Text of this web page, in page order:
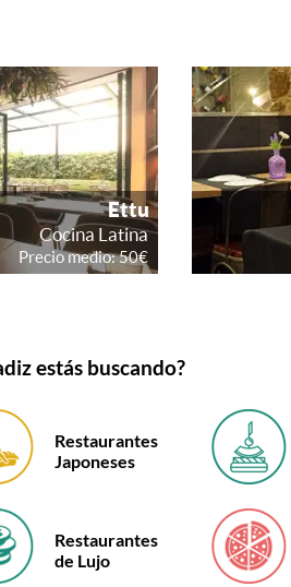
estás buscando?
Restaurantes
Japoneses
Restaurantes
de Lujo